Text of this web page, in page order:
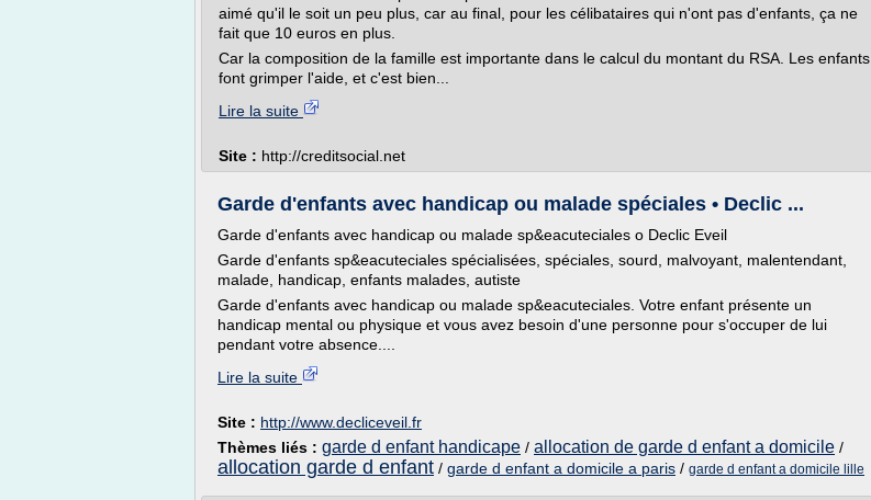
aimé qu'il le soit un peu plus, car au final, pour les célibataires qui n'ont pas d'enfants, ça ne
fait que 10 euros en plus.
Car la composition de la famille est importante dans le calcul du montant du RSA. Les enfants
font grimper l'aide, et c'est bien...
Lire la suite
Site : http://creditsocial.net
Garde d'enfants avec handicap ou malade spéciales • Declic ...
Garde d'enfants avec handicap ou malade sp&eacuteciales o Declic Eveil
Garde d'enfants sp&eacuteciales spécialisées, spéciales, sourd, malvoyant, malentendant,
malade, handicap, enfants malades, autiste
Garde d'enfants avec handicap ou malade sp&eacuteciales. Votre enfant présente un
handicap mental ou physique et vous avez besoin d'une personne pour s'occuper de lui
pendant votre absence....
Lire la suite
Site : http://www.decliceveil.fr
Thèmes liés : garde d enfant handicape / allocation de garde d enfant a domicile /
allocation garde d enfant / garde d enfant a domicile a paris / garde d enfant a domicile lille